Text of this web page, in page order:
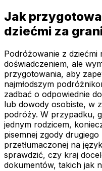
Jak
dziećmi za
Podróżowanie z dziećmi
doświadczeniem, ale
przygotowania, aby
najmłodszym
zadbać o odpowiednie
lub dowody osobiste, w
podróży. W przypadku,
jednym rodzicem,
pisemnej zgody
przetłumaczonej na
sprawdzić, czy kraj
dokumentów, takich jak